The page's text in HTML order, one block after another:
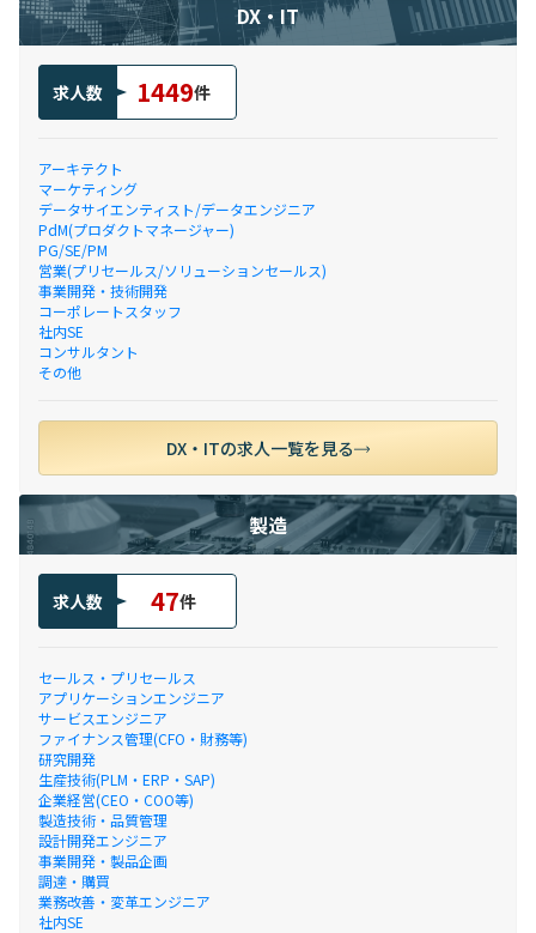
DX・IT
求人数 1449件
アーキテクト
マーケティング
データサイエンティスト/データエンジニア
PdM(プロダクトマネージャー)
PG/SE/PM
営業(プリセールス/ソリューションセールス)
事業開発・技術開発
コーポレートスタッフ
社内SE
コンサルタント
その他
DX・ITの求人一覧を見る
製造
求人数 47件
セールス・プリセールス
アプリケーションエンジニア
サービスエンジニア
ファイナンス管理(CFO・財務等)
研究開発
生産技術(PLM・ERP・SAP)
企業経営(CEO・COO等)
製造技術・品質管理
設計開発エンジニア
事業開発・製品企画
調達・購買
業務改善・変革エンジニア
社内SE